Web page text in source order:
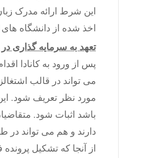
اخذ شده از دانشگاه
تعهد به سرمایه گذاری در
پس از ورود به کانادا
می تواند در قالب
مورد نظر تعریف شود.
باشد اثبات شود.
دارند و هم می تواند در
از آنجا که تشکیل